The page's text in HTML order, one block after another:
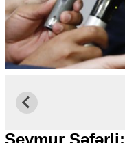
Seymur